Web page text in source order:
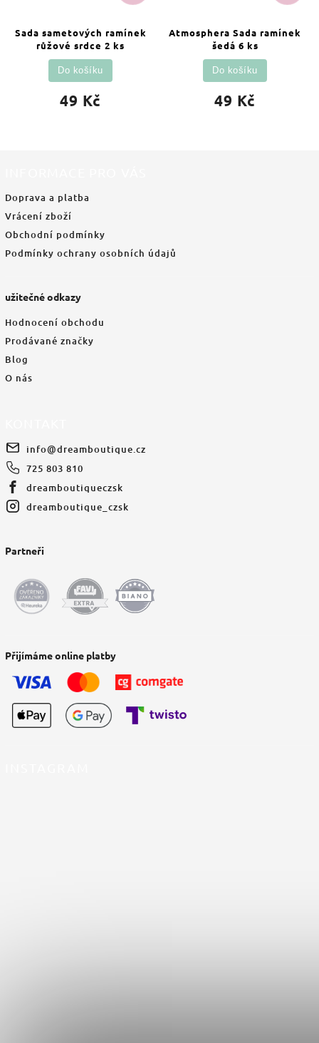
Sada sametových ramínek
růžové srdce 2 ks
49 Kč
Do košíku
Atmosphera Sada ramínek
šedá 6 ks
49 Kč
Do košíku
Doprava a platba
Vrácení zboží
Obchodní podmínky
Podmínky ochrany osobních údajů
užitečné odkazy
Hodnocení obchodu
Prodávané značky
Blog
O nás
info@dreamboutique.cz
725 803 810
dreamboutiqueczsk
dreamboutique_czsk
Partneři
Přijímáme online platby